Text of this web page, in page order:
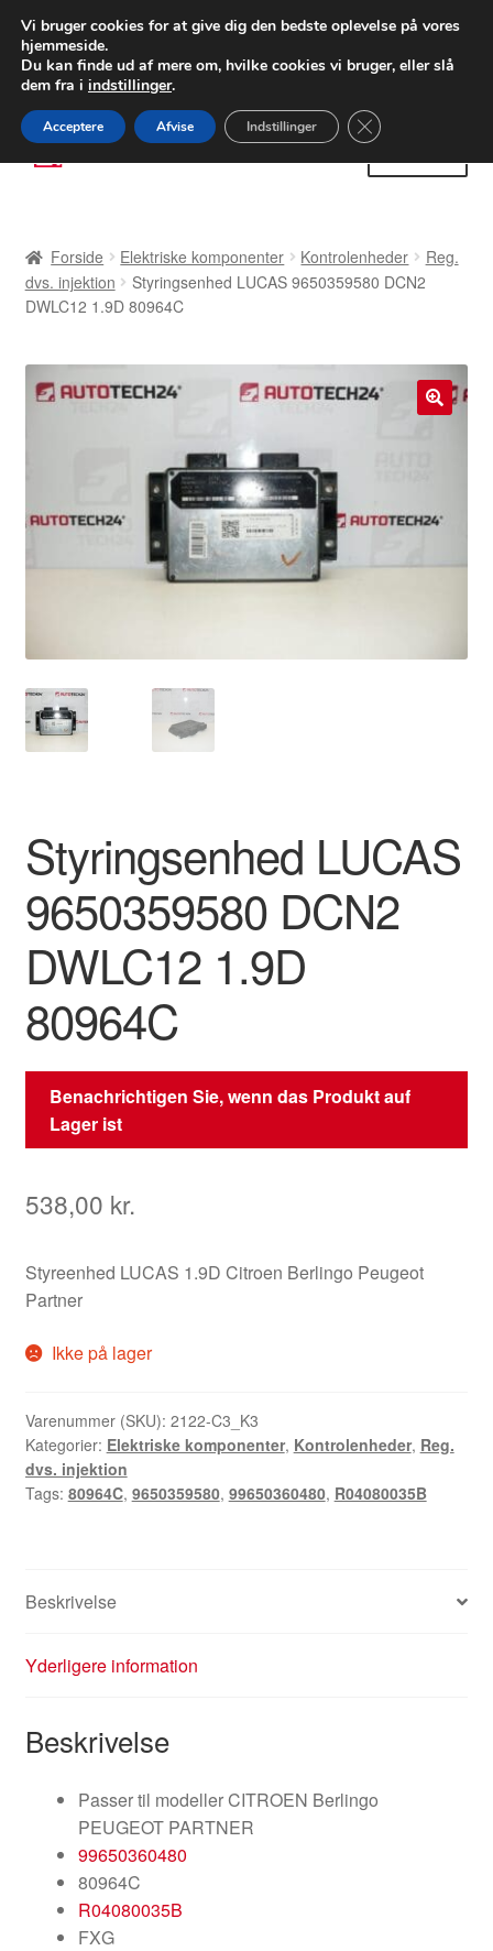
LEVERING fra 55 kr.
FEDEX verdensomspændende forsendelse
80 82 72 02
Spring
til
Spring
til
Betalinger
Klage
Kurv
Min Konto
Om os
Vilkår og betingelser
Forside Elektriske komponenter Kontrolenheder
Reg.
dvs. injektion
Styringsenhed LUCAS 9650359580 DCN2
DWLC12 1.9D 80964C
Styringsenhed LUCAS
9650359580 DCN2
DWLC12 1.9D
80964C
Benachrichtigen Sie, wenn das Produkt auf
Lager ist
538,00 kr.
Styreenhed LUCAS 1.9D Citroen Berlingo Peugeot
Partner
Ikke på lager
Varenummer (SKU): 2122-C3_K3
Kategorier: Elektriske komponenter, Kontrolenheder, Reg.
dvs. injektion
Tags: 80964C, 9650359580, 99650360480, R04080035B
Beskrivelse
Yderligere information
Beskrivelse
Passer til modeller CITROEN Berlingo
PEUGEOT PARTNER
99650360480
80964C
R04080035B
FXG
Vi bruger cookies for at give dig den bedste oplevelse på vores
hjemmeside.
Du kan finde ud af mere om, hvilke cookies vi bruger, eller slå
dem fra i indstillinger.
Acceptere Afvise Indstillinger Close GDPR